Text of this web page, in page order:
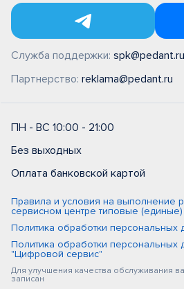
Служба поддержки: spk@pedant.ru
Партнерство: reklama@pedant.ru
ПН - ВС 10:00 - 21:00
Без выходных
Оплата банковской картой
Правила и условия на выполнение
сервисном центре типовые (единые)
Политика обработки персональных
Политика обработки
"Цифровой сервис"
Для улучшения качества обслуживания
записан